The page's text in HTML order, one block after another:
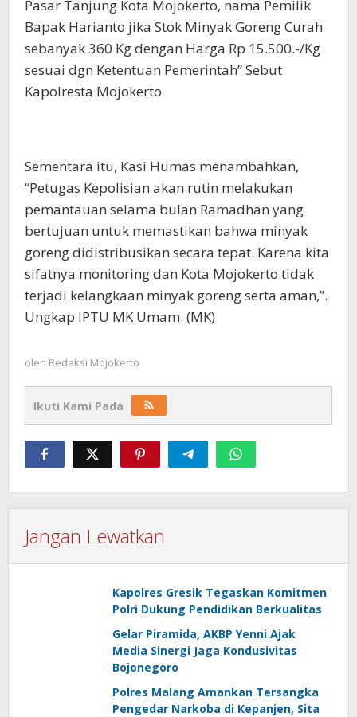
Pasar Tanjung Kota Mojokerto, nama Pemilik
Bapak Harianto jika Stok Minyak Goreng Curah
sebanyak 360 Kg dengan Harga Rp 15.500.-/Kg
sesuai dgn Ketentuan Pemerintah” Sebut
Kapolresta Mojokerto
Sementara itu, Kasi Humas menambahkan,
“Petugas Kepolisian akan rutin melakukan
pemantauan selama bulan Ramadhan yang
bertujuan untuk memastikan bahwa minyak
goreng didistribusikan secara tepat. Karena kita
sifatnya monitoring dan Kota Mojokerto tidak
terjadi kelangkaan minyak goreng serta aman,”.
Ungkap IPTU MK Umam. (MK)
oleh Redaksi Mojokerto
Ikuti Kami Pada
Jangan Lewatkan
Kapolres Gresik Tegaskan Komitmen
Polri Dukung Pendidikan Berkualitas
Gelar Piramida, AKBP Yenni Ajak
Media Sinergi Jaga Kondusivitas
Bojonegoro
Polres Malang Amankan Tersangka
Pengedar Narkoba di Kepanjen, Sita